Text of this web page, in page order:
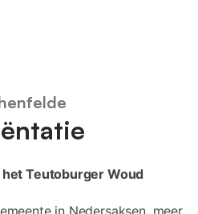
Teutoburger Woud